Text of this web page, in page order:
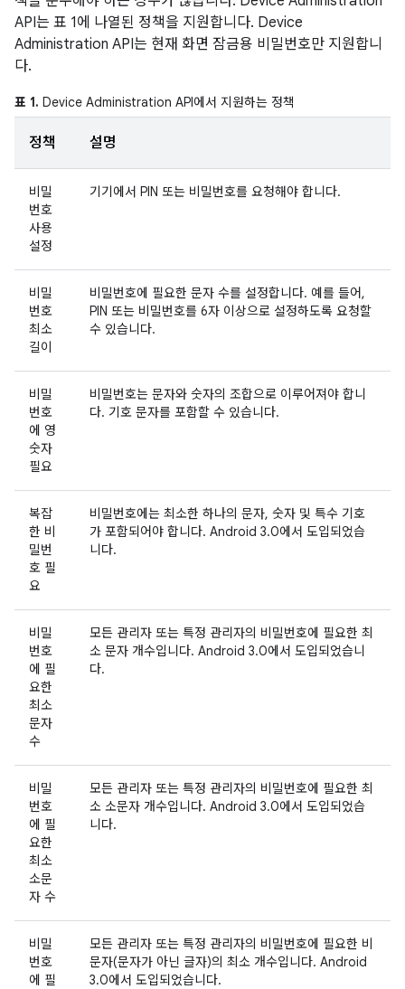
API는 표 1에 나열된 정책을 지원합니다. Device
Administration API는 현재 화면 잠금용 비밀번호만 지원합니
다.
표 1. Device Administration API에서 지원하는 정책
정책 설명
비밀
번호
사용
설정
기기에서 PIN 또는 비밀번호를 요청해야 합니다.
비밀
번호
최소
길이
비밀번호에 필요한 문자 수를 설정합니다. 예를 들어,
PIN 또는 비밀번호를 6자 이상으로 설정하도록 요청할
수 있습니다.
비밀
번호
에 영
숫자
필요
비밀번호는 문자와 숫자의 조합으로 이루어져야 합니
다. 기호 문자를 포함할 수 있습니다.
복잡
한 비
밀번
호 필
요
비밀번호에는 최소한 하나의 문자, 숫자 및 특수 기호
가 포함되어야 합니다. Android 3.0에서 도입되었습
니다.
비밀
번호
에 필
요한
최소
문자
수
모든 관리자 또는 특정 관리자의 비밀번호에 필요한 최
소 문자 개수입니다. Android 3.0에서 도입되었습니
다.
비밀
번호
에 필
요한
최소
소문
자 수
모든 관리자 또는 특정 관리자의 비밀번호에 필요한 최
소 소문자 개수입니다. Android 3.0에서 도입되었습
니다.
비밀
번호
에 필
모든 관리자 또는 특정 관리자의 비밀번호에 필요한 비
문자(문자가 아닌 글자)의 최소 개수입니다. Android
3.0에서 도입되었습니다.